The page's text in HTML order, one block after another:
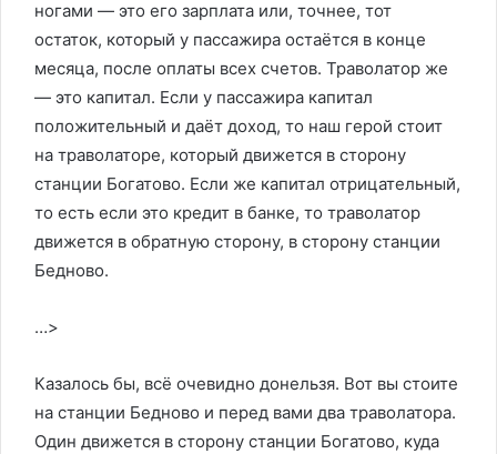
‎ногами ‎—‏ ‎это‏ ‎его ‎зарплата‏ ‎или, ‎точнее, ‎тот
‎остаток, ‎который‏ ‎у ‎пассажира‏ ‎остаётся‏ ‎в‏ ‎конце
‎месяца, ‎после ‎оплаты‏ ‎всех ‎счетов.‏ ‎Траволатор ‎же‏ ‎
—‏ ‎это ‎капитал. ‎Если‏ ‎у ‎пассажира‏ ‎капитал
‎положительный ‎и ‎даёт ‎доход,‏ ‎то‏ ‎наш ‎герой‏ ‎стоит
‎на‏ ‎траволаторе, ‎который ‎движется ‎в ‎сторону‏
‎станции‏ ‎Богатово.‏ ‎Если ‎же‏ ‎капитал ‎отрицательный,‏
‎то ‎есть‏ ‎если‏ ‎это ‎кредит‏ ‎в ‎банке, ‎то ‎траволатор
‎движется‏ ‎в ‎обратную ‎сторону,‏ ‎в‏ ‎сторону ‎станции
‎Бедново.
…>
Казалось‏ ‎бы,‏ ‎всё‏ ‎очевидно ‎донельзя.‏ ‎Вот ‎вы‏ ‎стоите
‎на‏ ‎станции‏ ‎Бедново ‎и‏ ‎перед ‎вами ‎два ‎траволатора.
‎Один‏ ‎движется ‎в‏ ‎сторону‏ ‎станции‏ ‎Богатово, ‎куда